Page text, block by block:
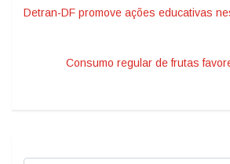
Detran-DF promove ações educativas
Consumo regular de frutas